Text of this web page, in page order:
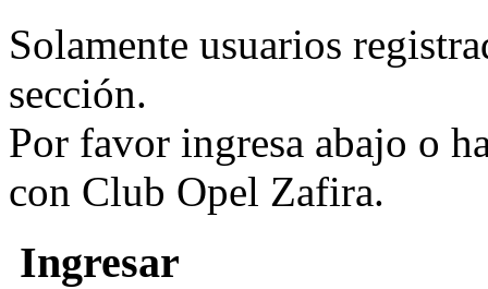
Solamente usuarios
sección.
Por favor ingresa abajo o
con Club Opel Zafira.
Ingresar